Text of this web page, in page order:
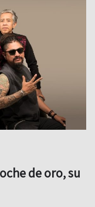
de oro, su